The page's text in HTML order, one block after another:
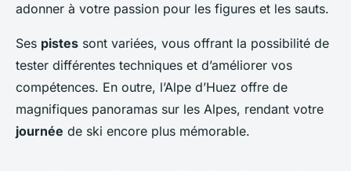
adonner à votre passion pour les figures et les sauts.
Ses pistes sont variées, vous offrant la possibilité de
tester différentes techniques et d’améliorer vos
compétences. En outre, l’Alpe d’Huez offre de
magnifiques panoramas sur les Alpes, rendant votre
journée de ski encore plus mémorable.